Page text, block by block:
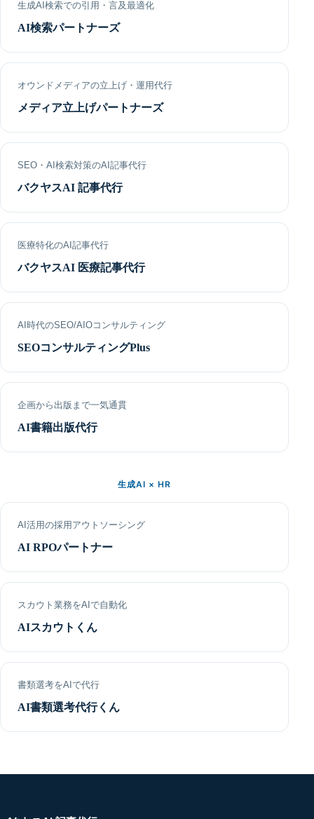
生成AI検索での引用・言及最適化
AI検索パートナーズ
オウンドメディアの立上げ・運用代行
メディア立上げパートナーズ
SEO・AI検索対策のAI記事代行
バクヤスAI 記事代行
医療特化のAI記事代行
バクヤスAI 医療記事代行
AI時代のSEO/AIOコンサルティング
SEOコンサルティングPlus
企画から出版まで一気通貫
AI書籍出版代行
生成AI × HR
AI活用の採用アウトソーシング
AI RPOパートナー
スカウト業務をAIで自動化
AIスカウトくん
書類選考をAIで代行
AI書類選考代行くん